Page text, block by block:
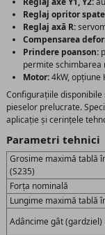
Reglaj opritor
Reglaj axă R:
Compensarea
Prindere poanson:
permite schimbarea
Motor:4kW, opțiune
Configurațiile
pieselor prelucrate.
aplicație și cerințele
Parametri tehnici
Grosime maximă tablă
(S235)
Forța nominală
Lungime maximă tablă
Adâncime gât (gardziel)